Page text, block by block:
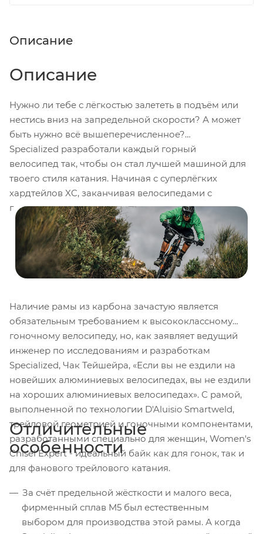
Описание
Описание
Нужно ли тебе с лёгкостью залететь в подъём или
нестись вниз на запредельной скорости? А может
быть нужно всё вышеперечисленное?
Specialized разработали каждый горный
велосипед так, чтобы он стал лучшей машиной для
твоего стиля катания. Начиная с суперлёгких
хардтейлов XC, заканчивая велосипедами с
подвеской FSR уровня Чемпионата Мира,
трейловыми и даунхильными велосипедами. Ты
всегда сможешь найти идеальный вариант для
своего стиля катания.
Наличие рамы из карбона зачастую является
обязательным требованием к высококлассному
гоночному велосипеду, но, как заявляет ведущий
инженер по исследованиям и разработкам
Specialized, Чак Тейшейра, «Если вы не ездили на
новейших алюминиевых велосипедах, вы не ездили
на хороших алюминиевых велосипедах». С рамой,
выполненной по технологии D'Aluisio Smartweld,
трейловой геометрией и гоночными компонентами,
разработанными специально для женщин, Women's
Chisel Expert - идеальный байк как для гонок, так и
для фанового трейлового катания.
Отличительные
особенности
За счёт предельной жёсткости и малого веса,
фирменный сплав M5 был естественным
выбором для производства этой рамы. А когда